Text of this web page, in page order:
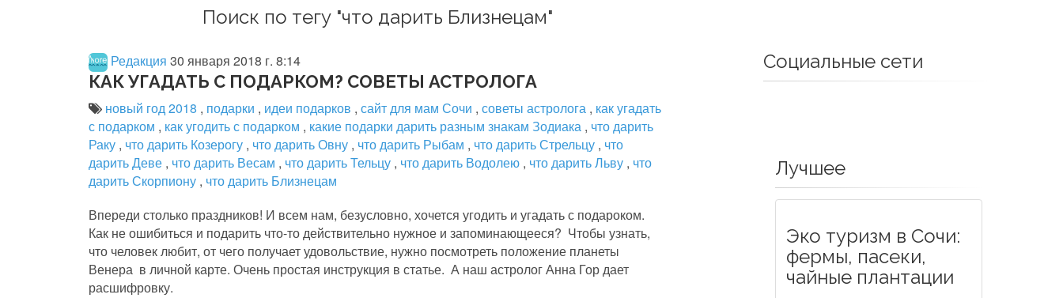
Поиск по тегу "что дарить Близнецам"
Редакция 30 января 2018 г. 8:14
КАК УГАДАТЬ С ПОДАРКОМ? СОВЕТЫ АСТРОЛОГА
новый год 2018 , подарки , идеи подарков , сайт для мам Сочи , советы астролога , как угадать
с подарком , как угодить с подарком , какие подарки дарить разным знакам Зодиака , что дарить
Раку , что дарить Козерогу , что дарить Овну , что дарить Рыбам , что дарить Стрельцу , что
дарить Деве , что дарить Весам , что дарить Тельцу , что дарить Водолею , что дарить Льву , что
дарить Скорпиону , что дарить Близнецам
Впереди столько праздников! И всем нам, безусловно, хочется угодить и угадать с подароком.
Как не ошибиться и подарить что-то действительно нужное и запоминающееся? Чтобы узнать,
что человек любит, от чего получает удовольствие, нужно посмотреть положение планеты
Венера в личной карте. Очень простая инструкция в статье. А наш астролог Анна Гор дает
расшифровку.
Социальные сети
Лучшее
Эко туризм в Сочи:
фермы, пасеки,
чайные плантации